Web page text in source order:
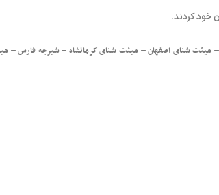
خود کردند.
– هیئت شنای اصفهان – هیئت شنای کرمانشاه – شیرجه فارس –